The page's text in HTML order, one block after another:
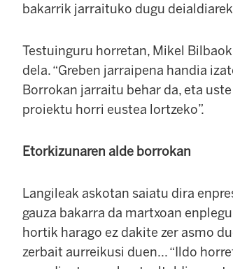
bakarrik jarraituko dugu
Testuinguru horretan, Mikel
dela. “Greben jarraipena handia
Borrokan jarraitu behar da, eta
proiektu horri eustea lortzeko”.
Etorkizunaren alde borrokan
Langileak askotan saiatu dira
gauza bakarra da martxoan
hortik harago ez dakite zer asmo
zerbait aurreikusi duen... “Ildo